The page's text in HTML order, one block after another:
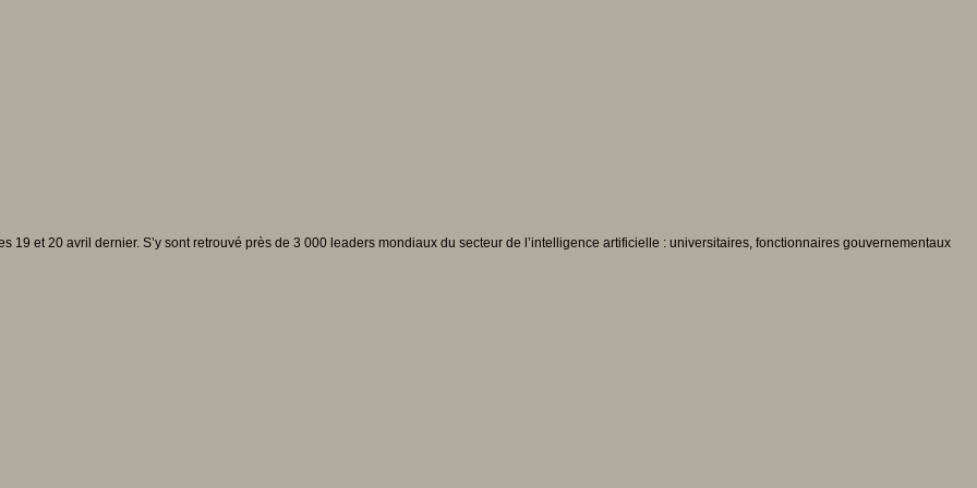
19 et 20 avril dernier. S’y sont retrouvé près de 3 000 leaders mondiaux du secteur de l’intelligence artificielle : universitaires, fonctionnaires gouvernementaux